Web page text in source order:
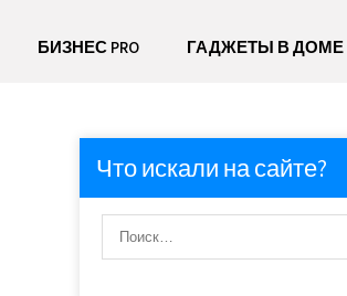
БИЗНЕС PRO ГАДЖЕТЫ В ДОМЕ
Что искали на сайте?